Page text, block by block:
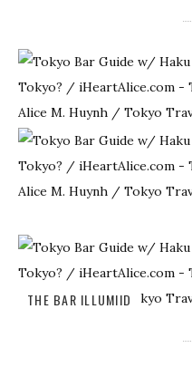
THE BAR ILLUMIID